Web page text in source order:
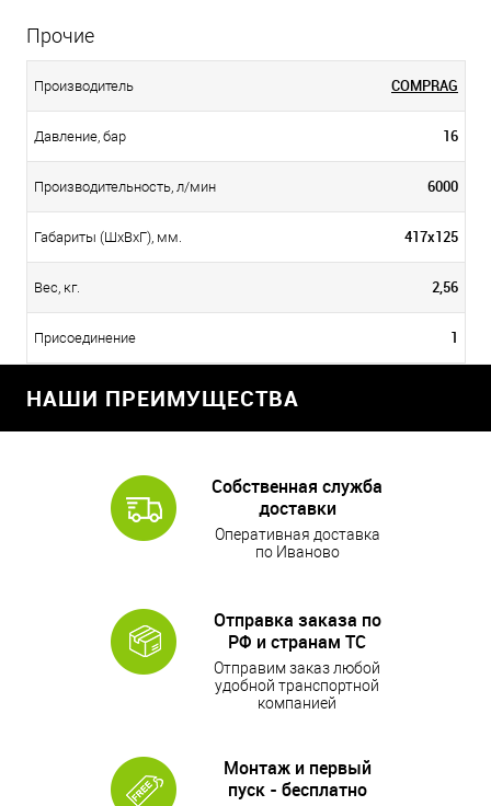
Прочие
Производитель COMPRAG
Давление, бар 16
Производительность, л/мин 6000
Габариты (ШхВхГ), мм. 417х125
Вес, кг. 2,56
Присоединение 1
НАШИ ПРЕИМУЩЕСТВА
Собственная служба
доставки
Оперативная доставка
по Иваново
Отправка заказа по
РФ и странам ТС
Отправим заказ любой
удобной транспортной
компанией
Монтаж и первый
пуск - бесплатно